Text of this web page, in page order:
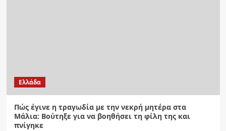
Ελλάδα
Πώς έγινε η τραγωδία με την νεκρή μητέρα στα
Μάλια: Βούτηξε για να βοηθήσει τη φίλη της και
πνίγηκε